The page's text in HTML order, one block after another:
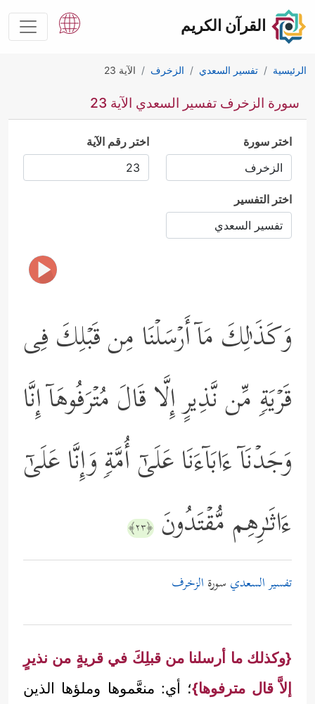
القرآن الكريم
الرئيسية تفسير السعدي الزخرف الآية 23
سورة الزخرف تفسير السعدي الآية 23
اختر سورة اختر رقم الآية
اختر التفسير
وَكَذَ ٰ⁠لِكَ مَاۤ أَرۡسَلۡنَا مِن قَبۡلِكَ فِی
قَرۡیَةࣲ مِّن نَّذِیرٍ إِلَّا قَالَ مُتۡرَفُوهَاۤ إِنَّا
وَجَدۡنَاۤ ءَابَاۤءَنَا عَلَىٰۤ أُمَّةࣲ وَإِنَّا عَلَىٰۤ
ءَاثَـٰرِهِم مُّقۡتَدُونَ ﴿٢٣﴾
تفسير السعدي سورة الزخرف
{وكذلك ما أرسلنا من قبلِكَ في قريةٍ من نذيرٍ
إلاَّ قال مترفوها}؛ أي: منعَّموها وملؤها الذين